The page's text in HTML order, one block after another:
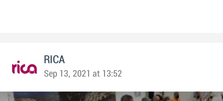
RICA
Sep 13, 2021 at 13:52